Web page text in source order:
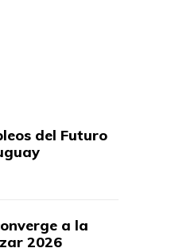
del Futuro
a la
2026